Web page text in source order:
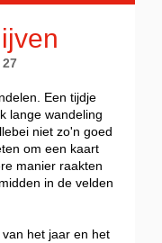
Een tijdje
lange wandeling
niet zo'n goed
om een kaart
manier raakten
in de velden
het jaar en het